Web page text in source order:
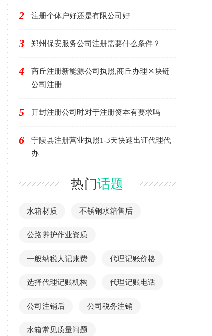
2 注册个体户好还是有限公司好
3 郑州保安服务公司注册需要什么条件？
4
商丘注册新能源公司执照,商丘办理区块链
公司注册
5 开封注册公司时对于注册资本有要求吗
6
宁陵县注册营业执照1-3天快速出证代理代
办
热门话题
水箱材质 不锈钢水箱售后
公路养护作业资质
一般纳税人记账费 代理记账价格
选择代理记账机构 代理记账电话
公司注销后 公司税务注销
水箱常见质量问题